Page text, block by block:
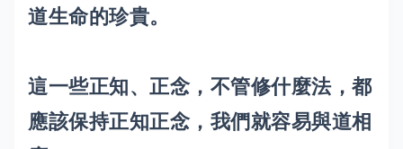
道生命的珍貴。
這一些正知、正念，不管修什麼法，都
應該保持正知正念，我們就容易與道相